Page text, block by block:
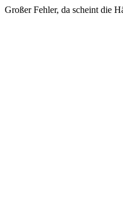
Großer Fehler, da scheint die